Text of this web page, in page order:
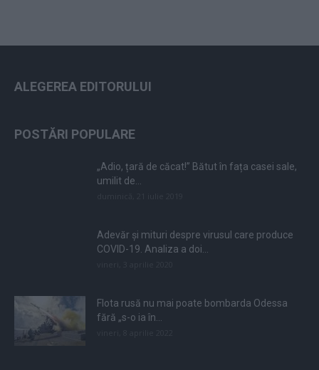
ALEGEREA EDITORULUI
POSTĂRI POPULARE
„Adio, țară de căcat!” Bătut în fața casei sale,
umilit de...
Adevăr și mituri despre virusul care produce
COVID-19. Analiza a doi...
Flota rusă nu mai poate bombarda Odessa
fără „s-o ia în...